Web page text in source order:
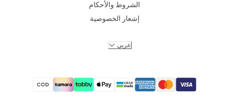
الشروط والأحكام
إشعار الخصوصية
عربي